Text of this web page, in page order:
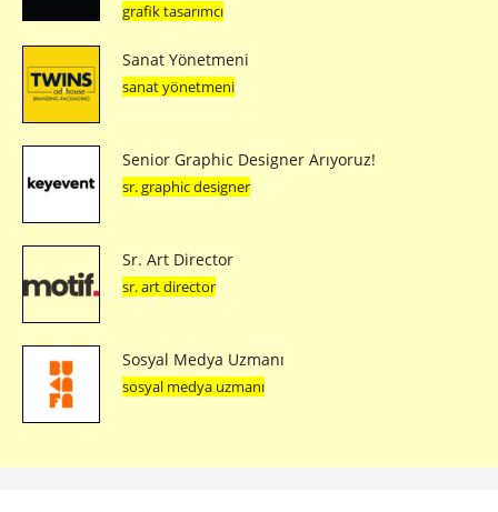
grafik tasarımcı
Sanat Yönetmeni
sanat yönetmeni
Senior Graphic Designer Arıyoruz!
sr. graphic designer
Sr. Art Director
sr. art director
Sosyal Medya Uzmanı
sosyal medya uzmanı